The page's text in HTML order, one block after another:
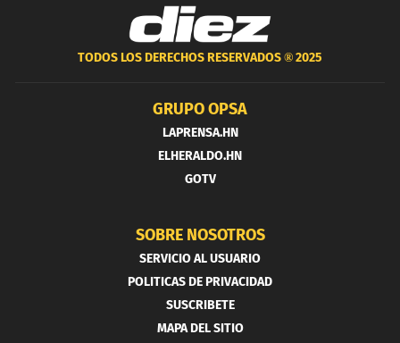
TODOS LOS DERECHOS RESERVADOS ®2025
GRUPO OPSA
LAPRENSA.HN
ELHERALDO.HN
GOTV
SOBRE NOSOTROS
SERVICIO AL USUARIO
POLITICAS DE PRIVACIDAD
SUSCRIBETE
MAPA DEL SITIO